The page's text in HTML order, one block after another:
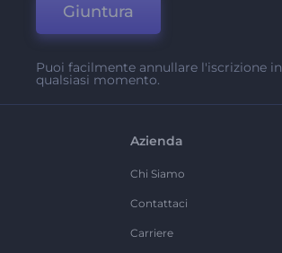
Giuntura
Puoi facilmente annullare l'iscrizione in
qualsiasi momento.
Azienda
Chi Siamo
Contattaci
Carriere